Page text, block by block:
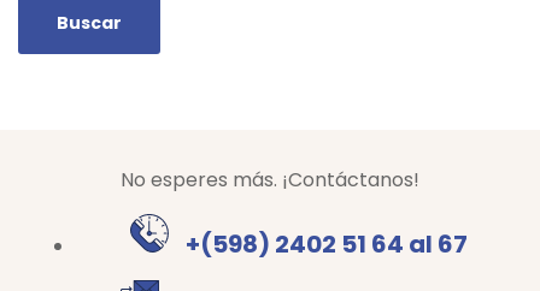
No esperes más. ¡Contáctanos!
+(598) 2402 51 64 al 67